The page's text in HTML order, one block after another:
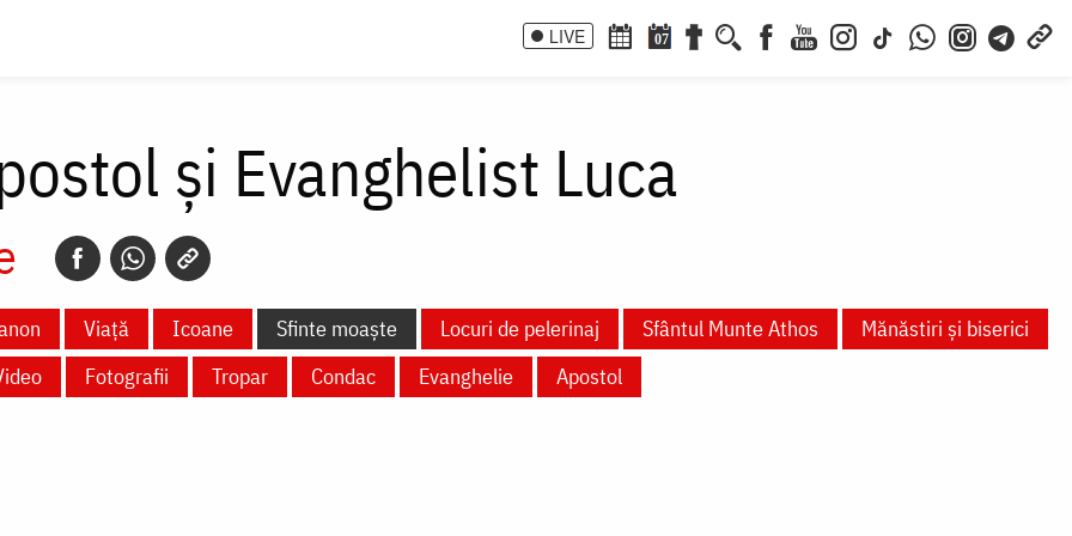
LIVE 07
și Evanghelist Luca
Viață Icoane Sfinte moaște Locuri de pelerinaj Sfântul Munte Athos
Mănăstiri și biserici
Fotografii Tropar Condac Evanghelie Apostol